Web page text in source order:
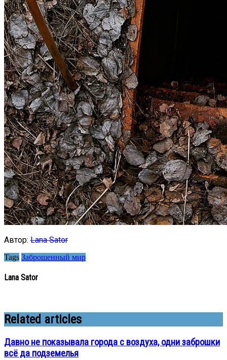
Автор: Lana Sator
Tags Заброшенный мир
Lana Sator
Related articles
Давно не показывала города с воздуха, одни заброшки
всё да подземелья